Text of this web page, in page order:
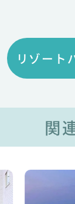
リゾート
関